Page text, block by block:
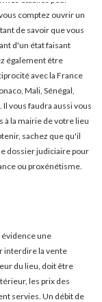
comptez ouvrir un
de savoir que vous
d'un état faisant
également être
avec la France
Mali, Sénégal,
vous faudra aussi vous
à la mairie de votre lieu
sachez que qu'il
dossier judiciaire pour
ou proxénétisme.
une
interdire la vente
du lieu, doit être
les prix des
servies. Un débit de